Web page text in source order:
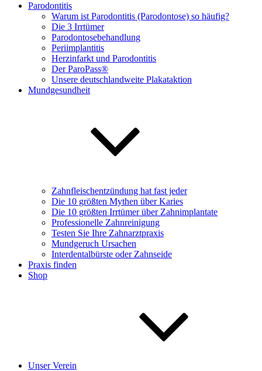
Parodontitis
Warum ist Parodontitis (Parodontose) so häufig?
Die 3 Irrtümer
Parodontosebehandlung
Periimplantitis
Herzinfarkt und Parodontitis
Der ParoPass®
Unsere deutschlandweite Plakataktion
Mundgesundheit
Zahnfleischentzündung hat fast jeder
Die 10 größten Mythen über Karies
Die 10 größten Irrtümer über Zahnimplantate
Professionelle Zahnreinigung
Testen Sie Ihre Zahnarztpraxis
Mundgeruch Ursachen
Interdentalbürste oder Zahnseide
Praxis finden
Shop
Unser Verein